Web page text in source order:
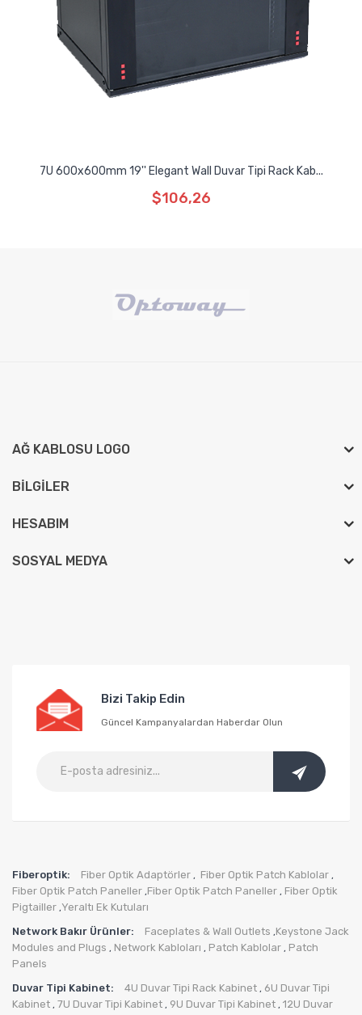
7U 600x600mm 19'' Elegant Wall Duvar Tipi Rack Kab...
$106,26
AĞ KABLOSU LOGO
BILGILER
HESABIM
SOSYAL MEDYA
Bizi Takip Edin
Güncel Kampanyalardan Haberdar Olun
Fiberoptik: Fiber Optik Adaptörler , Fiber Optik Patch Kablolar ,
Fiber Optik Patch Paneller ,Fiber Optik Patch Paneller , Fiber Optik
Pigtailler ,Yeraltı Ek Kutuları
Network Bakır Ürünler:
Faceplates & Wall Outlets ,Keystone Jack
Modules and Plugs , Network Kabloları , Patch Kablolar , Patch
Panels
Duvar Tipi Kabinet:
4U Duvar Tipi Rack Kabinet , 6U Duvar Tipi
Kabinet , 7U Duvar Tipi Kabinet , 9U Duvar Tipi Kabinet , 12U Duvar